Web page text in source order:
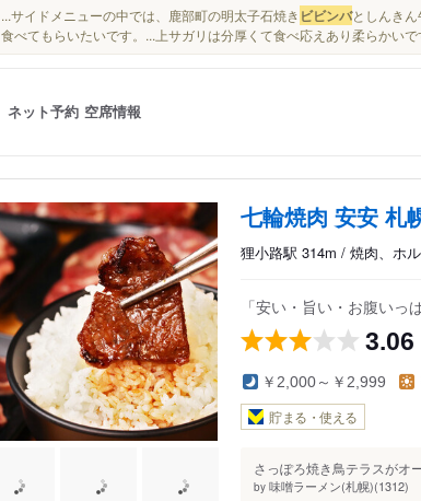
...サイドメニューの中では、鹿部町の明太子石焼き ビビンバとしんきん
食べてもらいたいです。...上サガリは分厚くて食べ応えあり柔らかい
ネット予約 空席情報
七輪焼肉 安安 札
狸小路駅 314m / 焼肉、ホ
「安い・旨い・お腹い
3.06
￥2,000～￥2,999
貯まる・使える
さっぽろ焼き鳥テラスがオ
by 味噌ラーメン(札幌)(1312)